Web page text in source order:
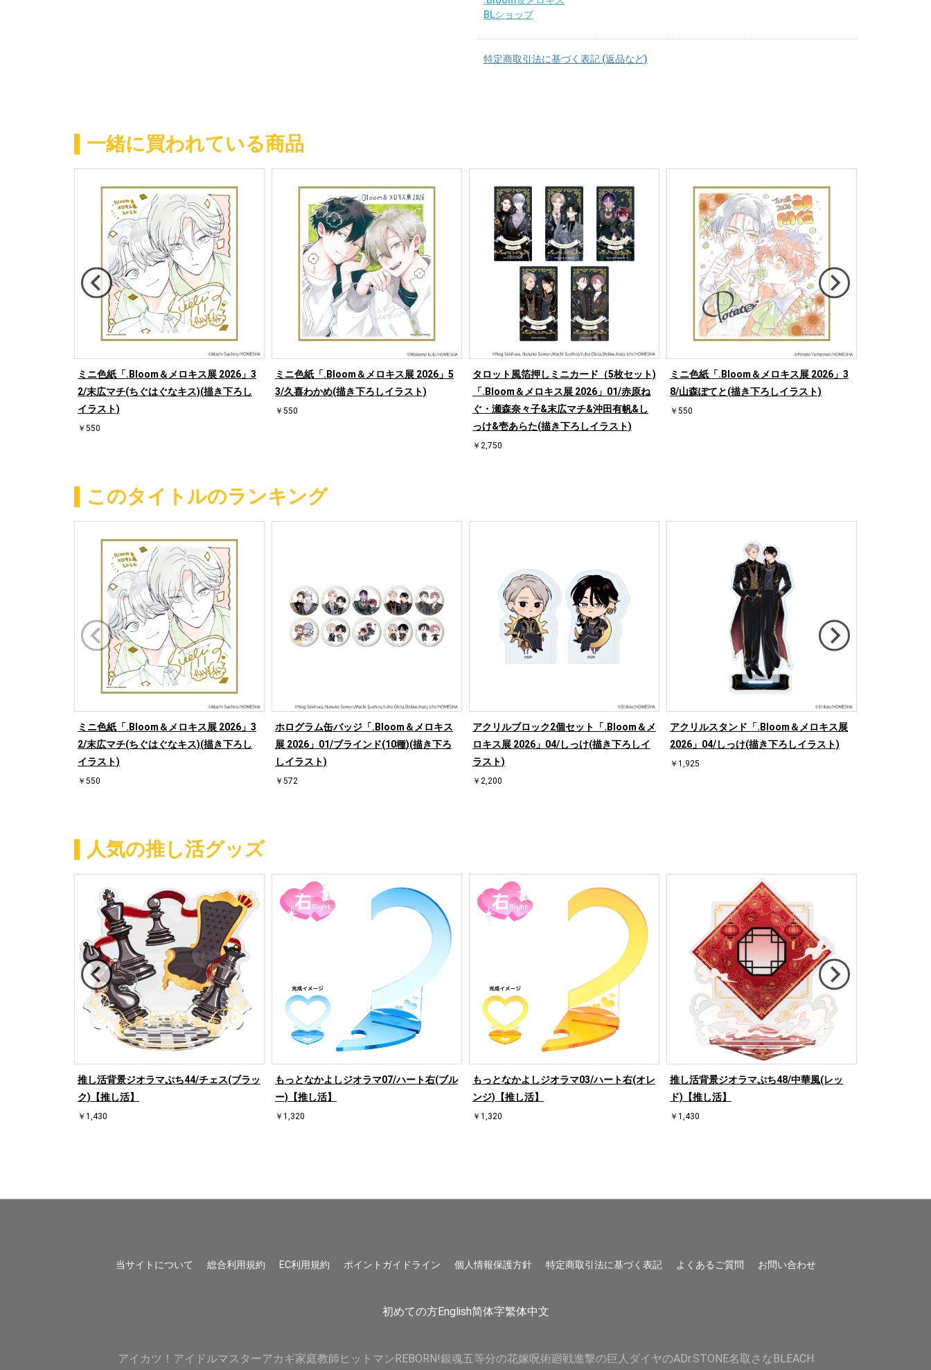
BLショップ
特定商取引法に基づく表記 (返品など)
一緒に買われている商品
ミニ色紙「.Bloom＆メロキス展 2026」3
2/末広マチ(ちぐはぐなキス)(描き下ろし
イラスト)
￥550
ミニ色紙「.Bloom＆メロキス展 2026」5
3/久喜わかめ(描き下ろしイラスト)
￥550
タロット風箔押しミニカード（5枚セット)
「.Bloom＆メロキス展 2026」01/赤原ね
ぐ・瀬森奈々子&末広マチ&沖田有帆&し
っけ&壱あらた(描き下ろしイラスト)
￥2,750
ミニ色紙「.Bloom＆メロキス展 2026」3
8/山森ぽてと(描き下ろしイラスト)
￥550
このタイトルのランキング
ミニ色紙「.Bloom＆メロキス展 2026」3
2/末広マチ(ちぐはぐなキス)(描き下ろし
イラスト)
￥550
ホログラム缶バッジ「.Bloom＆メロキス
展 2026」01/ブラインド(10種)(描き下ろ
しイラスト)
￥572
アクリルブロック2個セット「.Bloom＆メ
ロキス展 2026」04/しっけ(描き下ろしイ
ラスト)
￥2,200
アクリルスタンド「.Bloom＆メロキス展
2026」04/しっけ(描き下ろしイラスト)
￥1,925
人気の推し活グッズ
推し活背景ジオラマぷち44/チェス(ブラッ
ク)【推し活】
￥1,430
もっとなかよしジオラマ07/ハート右(ブル
ー)【推し活】
￥1,320
もっとなかよしジオラマ03/ハート右(オレ
ンジ)【推し活】
￥1,320
推し活背景ジオラマぷち48/中華風(レッ
ド)【推し活】
￥1,430
当サイトについて 総合利用規約 EC利用規約 ポイントガイドライン 個人情報保護方針 特定商取引法に基づく表記 よくあるご質問 お問い合わせ
初めての方English简体字繁体中文
アイカツ！ アイドルマスターアカギ家庭教師ヒットマンREBORN!銀魂五等分の花嫁呪術廻戦進撃の巨人 ダイヤのADr.STONE名取さな BLEACH